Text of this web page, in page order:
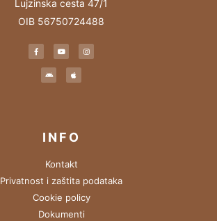
Lujzinska cesta 47/1
OIB 56750724488
INFO
Kontakt
Privatnost i zaštita podataka
Cookie policy
Dokumenti